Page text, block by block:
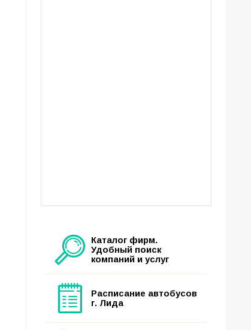
Каталог фирм.
Удобный поиск
компаний и услуг
Расписание автобусов
г. Лида